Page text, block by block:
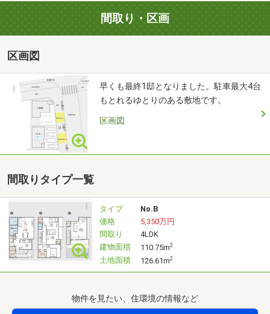
間取り・区画
区画図
早くも最終1邸となりました。駐車最大4台
もとれるゆとりのある敷地です。
区画図
間取りタイプ一覧
タイプ
No.B
価格
5,350万円
間取り
4LDK
建物面積
110.75m2
土地面積 126.61m2
物件を見たい、住環境の情報など